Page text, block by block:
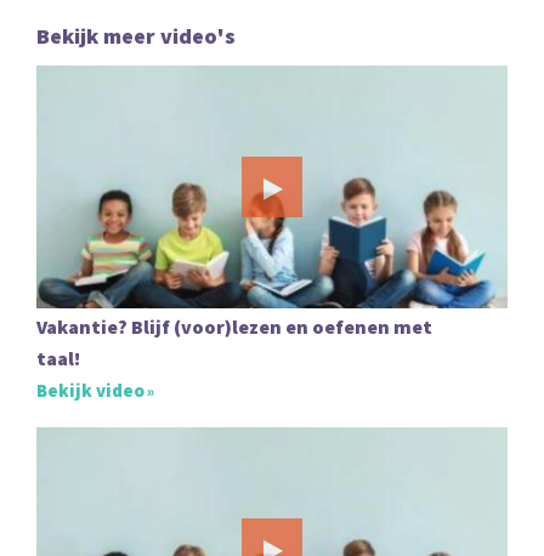
Bekijk meer video's
Vakantie? Blijf (voor)lezen en oefenen met
taal!
Bekijk video